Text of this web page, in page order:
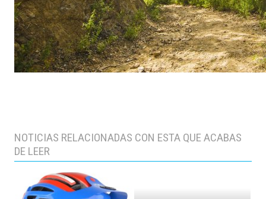
NOTICIAS RELACIONADAS CON ESTA QUE ACABAS
DE LEER